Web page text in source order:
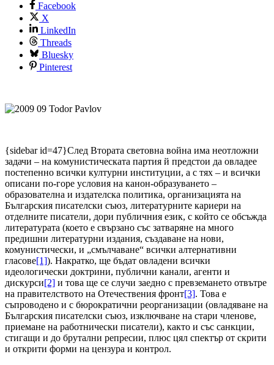
Facebook
X
LinkedIn
Threads
Bluesky
Pinterest
{sidebar id=47}След Втората световна война има неотложни
задачи – на комунистическата партия й предстои да овладее
постепенно всички културни институции, а с тях – и всички
описани по-горе условия на канон-образуването –
образователна и издателска политика, организацията на
Българския писателски съюз, литературните кариери на
отделните писатели, дори публичния език, с който се обсъжда
литературата (което е свързано със затваряне на много
предишни литературни издания, създаване на нови,
комунистически, и „смълчаване“ всички алтернативни
гласове[1]). Накратко, ще бъдат овладени всички
идеологически доктрини, публични канали, агенти и
дискурси[2] и това ще се случи заедно с превземането отвътре
на правителството на Отечествения фронт[3]. Това е
съпроводено и с бюрократични реорганизации (овладяване на
Българския писателски съюз, изключване на стари членове,
приемане на работнически писатели), както и със санкции,
стигащи и до брутални репресии, плюс цял спектър от скрити
и открити форми на цензура и контрол.